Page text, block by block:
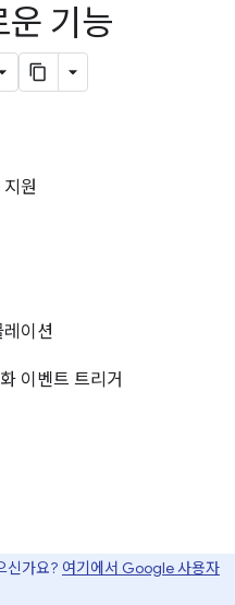
기능
원
이션
이벤트 트리거
신가요? 여기에서 Google 사용자